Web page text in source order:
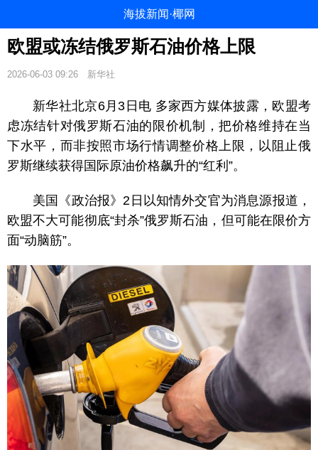
海拔新闻·椰网
欧盟或冻结俄罗斯石油价格上限
2026-06-03 09:26 新华社
新华社北京6月3日电 多家西方媒体披露，欧盟考
虑冻结针对俄罗斯石油的限价机制，把价格维持在当
下水平，而非按照市场行情调整价格上限，以阻止俄
罗斯继续获得国际原油价格飙升的“红利”。
美国《政治报》2日以知情外交官为消息源报道，
欧盟不大可能彻底“封杀”俄罗斯石油，但可能在限价方
面“动脑筋”。